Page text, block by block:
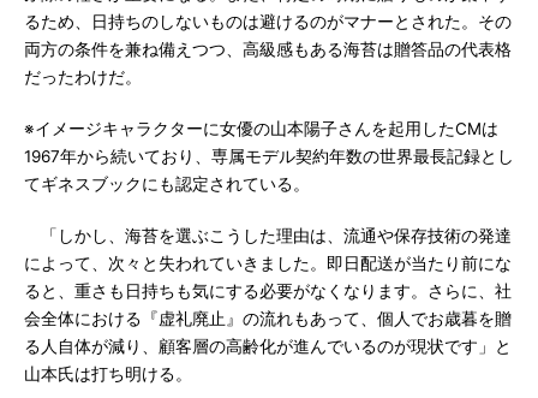
るため、日持ちのしないものは避けるのがマナーとされた。その
両方の条件を兼ね備えつつ、高級感もある海苔は贈答品の代表格
だったわけだ。
※イメージキャラクターに女優の山本陽子さんを起用したCMは
1967年から続いており、専属モデル契約年数の世界最長記録とし
てギネスブックにも認定されている。
「しかし、海苔を選ぶこうした理由は、流通や保存技術の発達
によって、次々と失われていきました。即日配送が当たり前にな
ると、重さも日持ちも気にする必要がなくなります。さらに、社
会全体における『虚礼廃止』の流れもあって、個人でお歳暮を贈
る人自体が減り、顧客層の高齢化が進んでいるのが現状です」と
山本氏は打ち明ける。